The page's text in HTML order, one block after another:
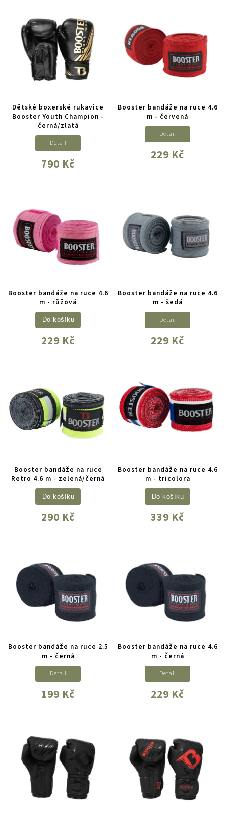
Dětské boxerské rukavice
Booster Youth Champion -
černá/zlatá
790 Kč
Detail
Booster bandáže na ruce 4.6
m - červená
229 Kč
Detail
Booster bandáže na ruce 4.6
m - růžová
229 Kč
Do košíku
Booster bandáže na ruce 4.6
m - šedá
229 Kč
Detail
Booster bandáže na ruce
Retro 4.6 m - zelená/černá
290 Kč
Do košíku
Booster bandáže na ruce 4.6
m - tricolora
339 Kč
Do košíku
Booster bandáže na ruce 2.5
m - černá
199 Kč
Detail
Booster bandáže na ruce 4.6
m - černá
229 Kč
Detail